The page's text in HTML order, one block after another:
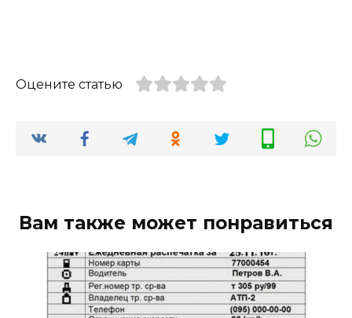
Оцените статью
Вам также может понравиться